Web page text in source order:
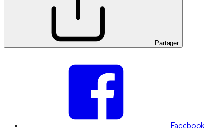
Partager
Facebook